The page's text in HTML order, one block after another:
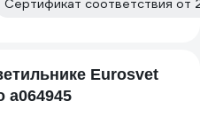
Сертификат соответствия от
Eurosvet
a064945